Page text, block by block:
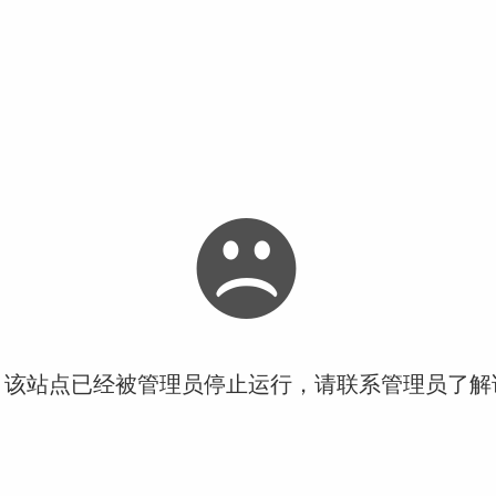
站点已经被管理员停止运行，请联系管理员了